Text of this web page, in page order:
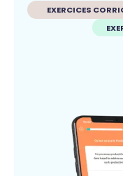
EXERCICES